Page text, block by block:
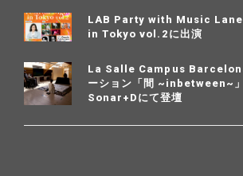
LAB Party with Music
in Tokyo vol.2に出演
La Salle Campus
ーション「間 ~inbetween~」
Sonar+Dにて登壇